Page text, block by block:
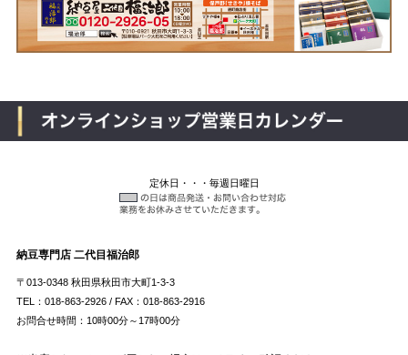
定休日・・・毎週日曜日
納豆専門店 二代目福治郎
〒013-0348 秋田県秋田市大町1-3-3
TEL：018-863-2926 / FAX：018-863-2916
お問合せ時間：10時00分～17時00分